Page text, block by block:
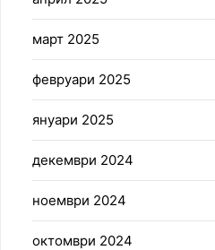
март 2025
февруари 2025
януари 2025
декември 2024
ноември 2024
октомври 2024